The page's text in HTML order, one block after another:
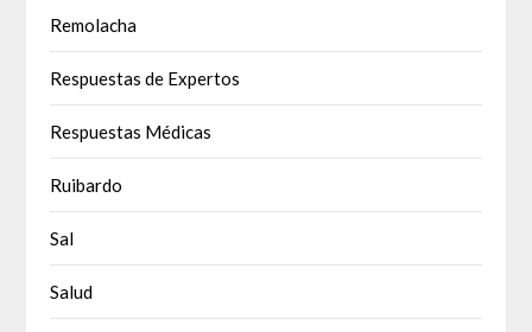
Remolacha
Respuestas de Expertos
Respuestas Médicas
Ruibardo
Sal
Salud